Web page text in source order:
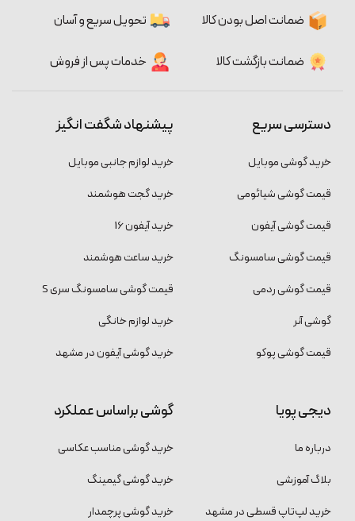
ضمانت اصل بودن کالا تحویل سریع و آسان
ضمانت بازگشت کالا خدمات پس از فروش
دسترسی سریع
خرید گوشی موبایل
قیمت گوشی شیائومی
قیمت گوشی آیفون
قیمت گوشی سامسونگ
قیمت گوشی ردمی
گوشی آنر
قیمت گوشی پوکو
پیشنهاد شگفت انگیز
خرید لوازم جانبی موبایل
خرید گجت هوشمند
خرید آیفون 16
خرید ساعت هوشمند
قیمت گوشی سامسونگ سری S
خرید لوازم خانگی
خرید گوشی آیفون در مشهد
دیجی پویا
درباره ما
بلاگ آموزشی
خرید لپ‌تاپ قسطی در مشهد
گوشی براساس عملکرد
خرید گوشی مناسب عکاسی
خرید گوشی گیمینگ
خرید گوشی پرچمدار